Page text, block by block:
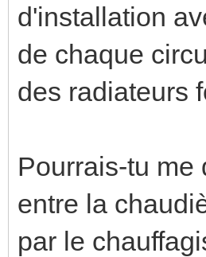
d'installation
de chaque
des radiateurs
Pourrais-tu me
entre la
par le